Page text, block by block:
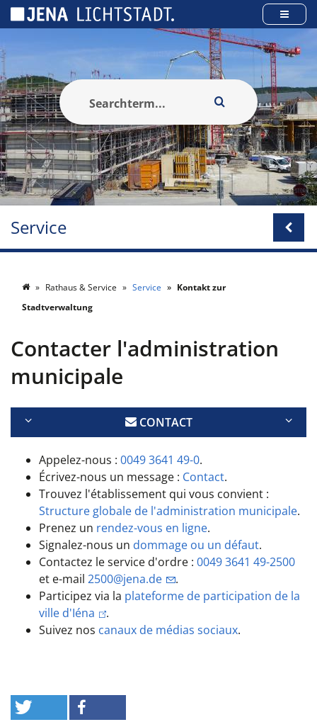
Service
Rathaus & Service Service
Kontakt zur
Stadtverwaltung
Contacter l'administration
municipale
CONTACT
Appelez-nous : 0049 3641 49-0.
Écrivez-nous un message : Contact.
Trouvez l'établissement qui vous convient :
Structure globale de l'administration municipale.
Prenez un rendez-vous en ligne.
Signalez-nous un dommage ou un défaut.
Contactez le service d'ordre : 0049 3641 49-2500
et e-mail 2500@jena.de
.
Participez via la plateforme de participation de la
ville d'Iéna
.
Suivez nos canaux de médias sociaux.
Panneau de gestion des cookies